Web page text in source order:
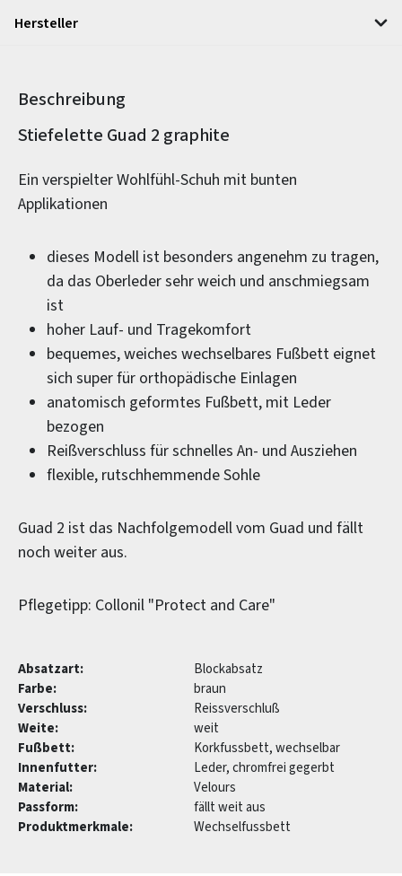
Hersteller
Beschreibung
Produktinformationen
Stiefelette Guad 2 graphite
Ein verspielter Wohlfühl-Schuh mit bunten
Applikationen
dieses Modell ist besonders angenehm zu tragen,
da das Oberleder sehr weich und anschmiegsam
ist
hoher Lauf- und Tragekomfort
bequemes, weiches wechselbares Fußbett eignet
sich super für orthopädische Einlagen
anatomisch geformtes Fußbett, mit Leder
bezogen
Reißverschluss für schnelles An- und Ausziehen
flexible, rutschhemmende Sohle
Guad 2 ist das Nachfolgemodell vom Guad und fällt
noch weiter aus.
Pflegetipp: Collonil "Protect and Care"
Absatzart:
Blockabsatz
Farbe:
braun
Verschluss:
Reissverschluß
Weite:
weit
Fußbett:
Korkfussbett, wechselbar
Innenfutter:
Leder, chromfrei gegerbt
Material:
Velours
Passform:
fällt weit aus
Produktmerkmale:
Wechselfussbett